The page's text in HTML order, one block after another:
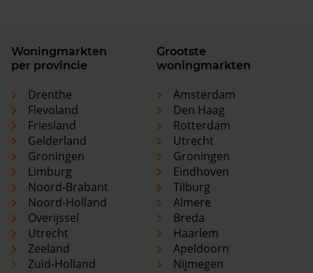
Woningmarkten
per provincie
Drenthe
Flevoland
Friesland
Gelderland
Groningen
Limburg
Noord-Brabant
Noord-Holland
Overijssel
Utrecht
Zeeland
Zuid-Holland
Grootste
woningmarkten
Amsterdam
Den Haag
Rotterdam
Utrecht
Groningen
Eindhoven
Tilburg
Almere
Breda
Haarlem
Apeldoorn
Nijmegen